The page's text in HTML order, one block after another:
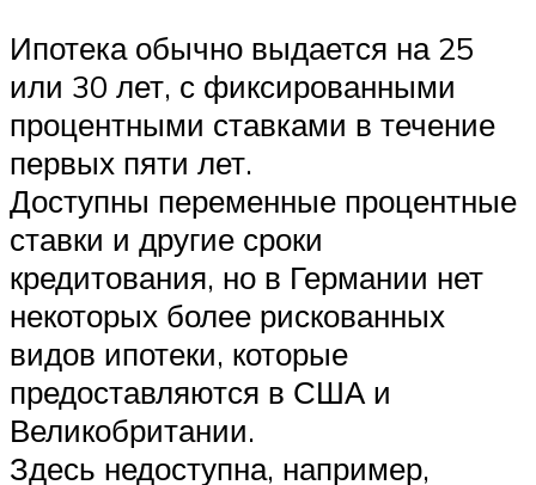
Ипотека обычно выдается на 25
или 30 лет, с фиксированными
процентными ставками в течение
первых пяти лет.
Доступны переменные процентные
ставки и другие сроки
кредитования, но в Германии нет
некоторых более рискованных
видов ипотеки, которые
предоставляются в США и
Великобритании.
Здесь недоступна, например,